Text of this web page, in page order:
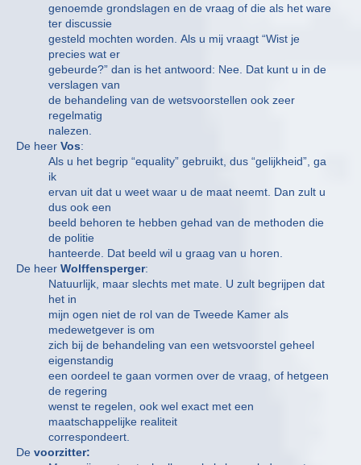
genoemde grondslagen en de vraag of die als het ware
ter discussie
gesteld mochten worden. Als u mij vraagt “Wist je
precies wat er
gebeurde?” dan is het antwoord: Nee. Dat kunt u in de
verslagen van
de behandeling van de wetsvoorstellen ook zeer
regelmatig
nalezen.
De heer Vos:
Als u het begrip “equality” gebruikt, dus “gelijkheid”, ga
ik
ervan uit dat u weet waar u de maat neemt. Dan zult u
dus ook een
beeld behoren te hebben gehad van de methoden die
de politie
hanteerde. Dat beeld wil u graag van u horen.
De heer Wolffensperger:
Natuurlijk, maar slechts met mate. U zult begrijpen dat
het in
mijn ogen niet de rol van de Tweede Kamer als
medewetgever is om
zich bij de behandeling van een wetsvoorstel geheel
eigenstandig
een oordeel te gaan vormen over de vraag, of hetgeen
de regering
wenst te regelen, ook wel exact met een
maatschappelijke realiteit
correspondeert.
De voorzitter: